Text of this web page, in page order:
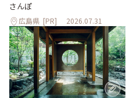
さんぽ
広島県 [PR] 2026.07.31